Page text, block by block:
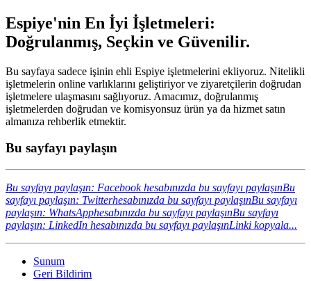
Espiye'nin En İyi İşletmeleri:
Doğrulanmış, Seçkin ve Güvenilir.
Bu sayfaya sadece işinin ehli Espiye işletmelerini ekliyoruz. Nitelikli
işletmelerin online varlıklarını geliştiriyor ve ziyaretçilerin doğrudan
işletmelere ulaşmasını sağlıyoruz. Amacımız, doğrulanmış
işletmelerden doğrudan ve komisyonsuz ürün ya da hizmet satın
almanıza rehberlik etmektir.
Bu sayfayı paylaşın
Bu sayfayı paylaşın: Facebook hesabınızda bu sayfayı paylaşınBu
sayfayı paylaşın: Twitterhesabınızda bu sayfayı paylaşınBu sayfayı
paylaşın: WhatsApphesabınızda bu sayfayı paylaşınBu sayfayı
paylaşın: LinkedIn hesabınızda bu sayfayı paylaşınLinki kopyala...
Sunum
Geri Bildirim